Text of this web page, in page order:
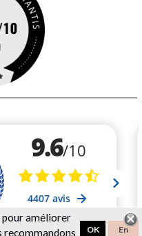
pour améliorer
recommandons
OK
En